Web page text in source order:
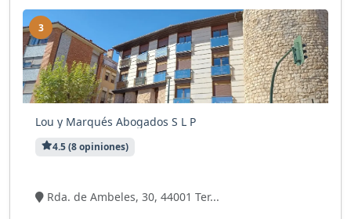
3
Lou y Marqués Abogados S L P
4.5 (8 opiniones)
Rda. de Ambeles, 30, 44001 Ter...